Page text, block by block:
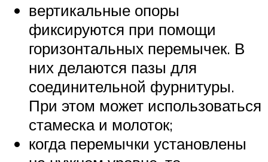
вертикальные опоры
фиксируются при помощи
горизонтальных перемычек. В
них делаются пазы для
соединительной фурнитуры.
При этом может использоваться
стамеска и молоток;
когда перемычки установлены